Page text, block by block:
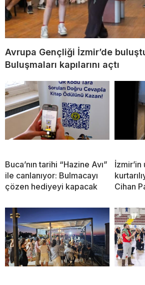
Avrupa Gençliği İzmir’de
Buluşmaları kapılarını açtı
Buca’nın tarihi “Hazine Avı”
ile canlanıyor: Bulmacayı
çözen hediyeyi kapacak
Cihan